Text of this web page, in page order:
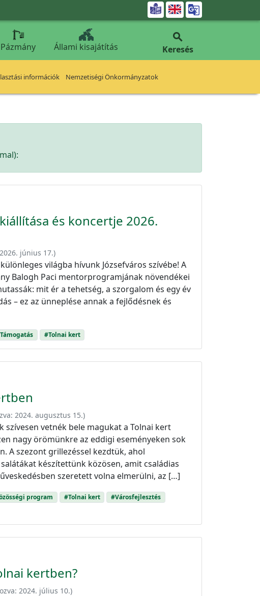

Pázmány Állami kisajátítás

Keresés
információk Nemzetiségi Önkormányzatok
és koncertje 2026.
2026. június 17.)
világba hívunk Józsefváros szívébe! A
Balogh Paci mentorprogramjának növendékei
mit ér a tehetség, a szorgalom és egy év
– ez az ünneplése annak a fejlődésnek és
#Tolnai kert
2024. augusztus 15.)
vetnék bele magukat a Tolnai kert
nagy örömünkre az eddigi eseményeken sok
A szezont grillezéssel kezdtük, ahol
készítettünk közösen, amit családias
szeretett volna elmerülni, az […]
program #Tolnai kert
#Városfejlesztés
kertben?
2024. július 10.)